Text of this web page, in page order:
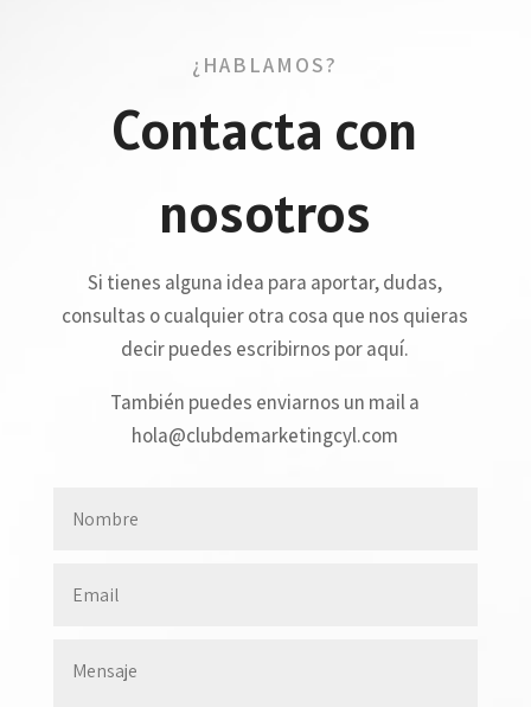
¿HABLAMOS?
Contacta con
nosotros
Si tienes alguna idea para aportar, dudas,
consultas o cualquier otra cosa que nos quieras
decir puedes escribirnos por aquí.
También puedes enviarnos un mail a
hola@clubdemarketingcyl.com